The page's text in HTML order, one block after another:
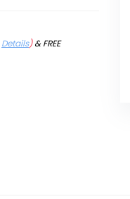
Details)&FREE